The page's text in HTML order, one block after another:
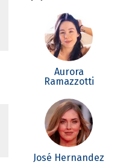
Aurora
Ramazzotti
José Hernandez